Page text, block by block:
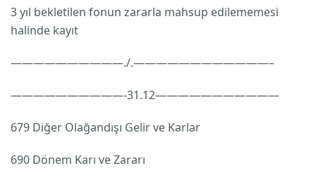
3 yıl bekletilen fonun zararla mahsup edilememesi
halinde kayıt
——————————./.————————————–
——————————-31.12———————————
679 Diğer Olağandışı Gelir ve Karlar
690 Dönem Karı ve Zararı